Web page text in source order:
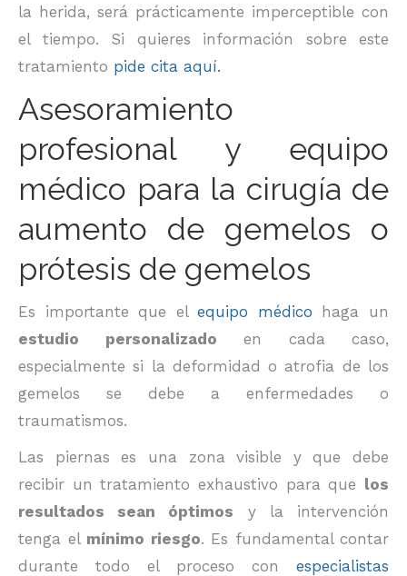
la herida, será prácticamente imperceptible con
el tiempo. Si quieres información sobre este
tratamiento pide cita aquí.
Asesoramiento
profesional y equipo
médico para la cirugía de
aumento de gemelos o
prótesis de gemelos
Es importante que elequipo médico haga un
estudio personalizado en cada caso,
especialmente si la deformidad o atrofia de los
gemelos se debe a enfermedades o
traumatismos.
Las piernas es una zona visible y que debe
recibir un tratamiento exhaustivo para que los
resultados sean óptimos y la intervención
tenga el mínimo riesgo. Es fundamental contar
durante todo el proceso con especialistas